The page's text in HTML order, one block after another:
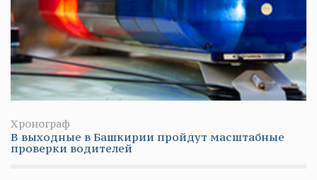
Хронограф
В выходные в Башкирии пройдут масштабные
проверки водителей